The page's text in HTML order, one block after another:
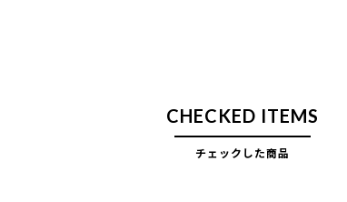
CHECKED ITEMS
チェックした商品